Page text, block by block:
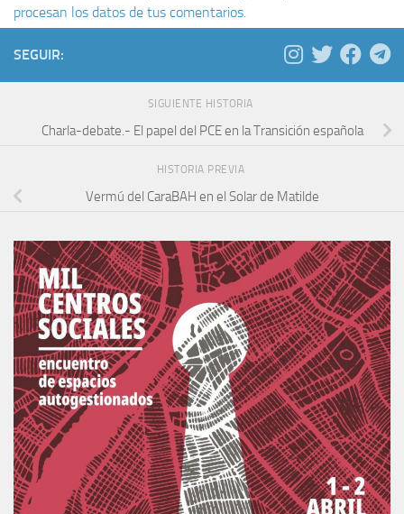
procesan los datos de tus comentarios.
SEGUIR:
SIGUIENTE HISTORIA
Charla-debate.- El papel del PCE en la Transición española
HISTORIA PREVIA
Vermú del CaraBAH en el Solar de Matilde